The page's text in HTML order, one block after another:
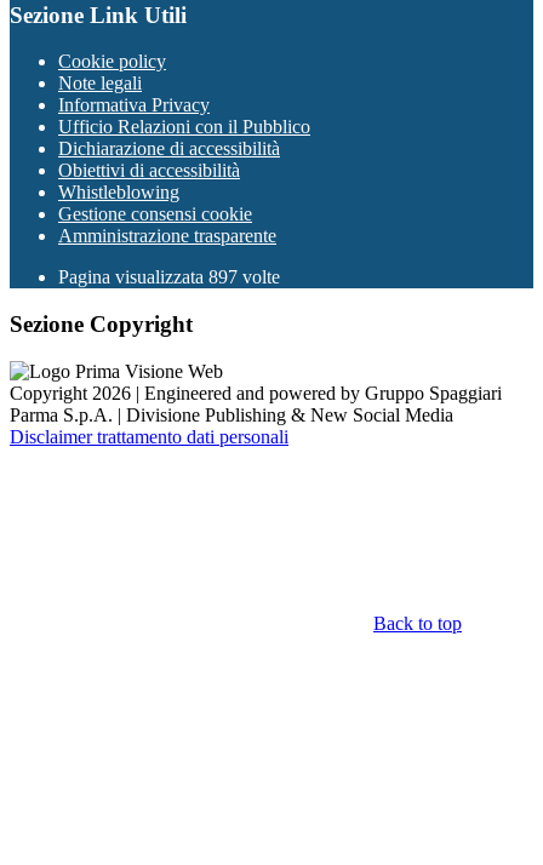
Sezione Link Utili
Cookie policy
Note legali
Informativa Privacy
Ufficio Relazioni con il Pubblico
Dichiarazione di accessibilità
Obiettivi di accessibilità
Whistleblowing
Gestione consensi cookie
Amministrazione trasparente
Pagina visualizzata 897 volte
Sezione Copyright
Copyright 2026 | Engineered and powered by Gruppo Spaggiari
Parma S.p.A. | Divisione Publishing & New Social Media
Disclaimer trattamento dati personali
Back to top